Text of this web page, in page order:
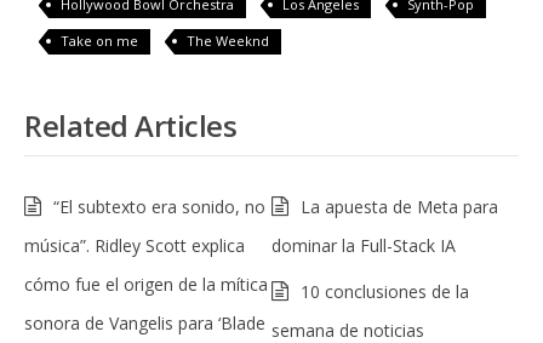
Hollywood Bowl Orchestra Los Ángeles
Synth-Pop
Take on me
The Weeknd
Related Articles
“El subtexto era sonido, no
música”. Ridley Scott explica
cómo fue el origen de la mítica
sonora de Vangelis para ‘Blade
La apuesta de Meta para
dominar la Full-Stack IA
10 conclusiones de la
semana de noticias